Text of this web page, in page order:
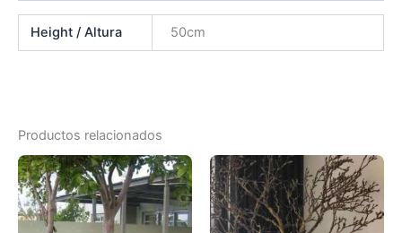
Height / Altura 50cm
Productos relacionados